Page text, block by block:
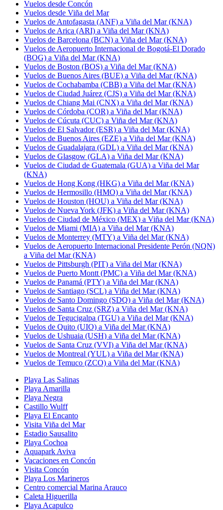
Vuelos desde Concón
Vuelos desde Viña del Mar
Vuelos de Antofagasta (ANF) a Viña del Mar (KNA)
Vuelos de Arica (ARI) a Viña del Mar (KNA)
Vuelos de Barcelona (BCN) a Viña del Mar (KNA)
Vuelos de Aeropuerto Internacional de Bogotá-El Dorado
(BOG) a Viña del Mar (KNA)
Vuelos de Boston (BOS) a Viña del Mar (KNA)
Vuelos de Buenos Aires (BUE) a Viña del Mar (KNA)
Vuelos de Cochabamba (CBB) a Viña del Mar (KNA)
Vuelos de Ciudad Juárez (CJS) a Viña del Mar (KNA)
Vuelos de Chiang Mai (CNX) a Viña del Mar (KNA)
Vuelos de Córdoba (COR) a Viña del Mar (KNA)
Vuelos de Cúcuta (CUC) a Viña del Mar (KNA)
Vuelos de El Salvador (ESR) a Viña del Mar (KNA)
Vuelos de Buenos Aires (EZE) a Viña del Mar (KNA)
Vuelos de Guadalajara (GDL) a Viña del Mar (KNA)
Vuelos de Glasgow (GLA) a Viña del Mar (KNA)
Vuelos de Ciudad de Guatemala (GUA) a Viña del Mar
(KNA)
Vuelos de Hong Kong (HKG) a Viña del Mar (KNA)
Vuelos de Hermosillo (HMO) a Viña del Mar (KNA)
Vuelos de Houston (HOU) a Viña del Mar (KNA)
Vuelos de Nueva York (JFK) a Viña del Mar (KNA)
Vuelos de Ciudad de México (MEX) a Viña del Mar (KNA)
Vuelos de Miami (MIA) a Viña del Mar (KNA)
Vuelos de Monterrey (MTY) a Viña del Mar (KNA)
Vuelos de Aeropuerto Internacional Presidente Perón (NQN)
a Viña del Mar (KNA)
Vuelos de Pittsburgh (PIT) a Viña del Mar (KNA)
Vuelos de Puerto Montt (PMC) a Viña del Mar (KNA)
Vuelos de Panamá (PTY) a Viña del Mar (KNA)
Vuelos de Santiago (SCL) a Viña del Mar (KNA)
Vuelos de Santo Domingo (SDQ) a Viña del Mar (KNA)
Vuelos de Santa Cruz (SRZ) a Viña del Mar (KNA)
Vuelos de Tegucigalpa (TGU) a Viña del Mar (KNA)
Vuelos de Quito (UIO) a Viña del Mar (KNA)
Vuelos de Ushuaia (USH) a Viña del Mar (KNA)
Vuelos de Santa Cruz (VVI) a Viña del Mar (KNA)
Vuelos de Montreal (YUL) a Viña del Mar (KNA)
Vuelos de Temuco (ZCO) a Viña del Mar (KNA)
Playa Las Salinas
Playa Amarilla
Playa Negra
Castillo Wulff
Playa El Encanto
Visita Viña del Mar
Estadio Sausalito
Playa Cochoa
Aquapark Aviva
Vacaciones en Concón
Visita Concón
Playa Los Marineros
Centro comercial Marina Arauco
Caleta Higuerilla
Playa Acapulco